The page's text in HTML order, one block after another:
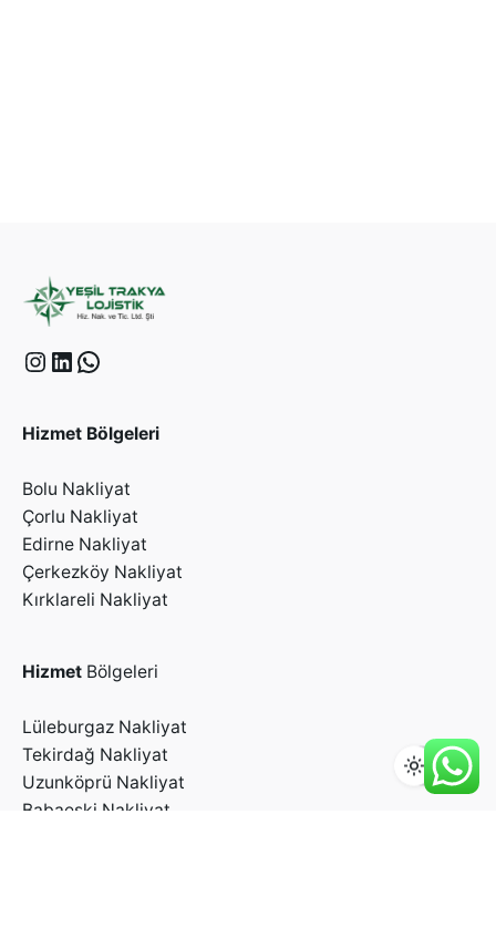
Hizmet Bölgeleri
Bolu Nakliyat
Çorlu Nakliyat
Edirne Nakliyat
Çerkezköy Nakliyat
Kırklareli Nakliyat
Hizmet Bölgeleri
Lüleburgaz Nakliyat
Tekirdağ Nakliyat
Uzunköprü Nakliyat
Babaeski Nakliyat